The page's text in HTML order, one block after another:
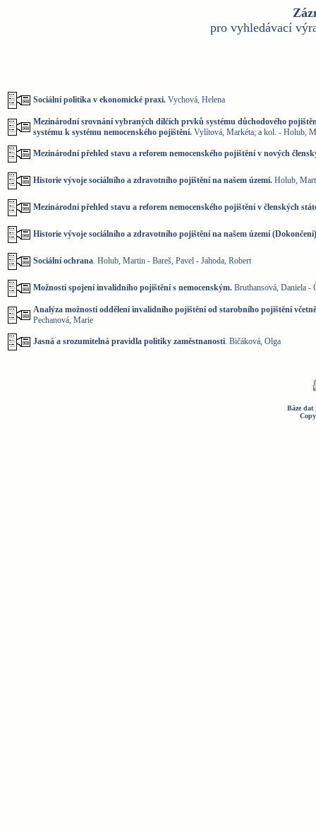
pro vyhledávací
Sociální politika v ekonomické praxi. Vychová, Helena
Mezinárodní srovnání vybraných dílčích prvků systému důchodového
systému k systému nemocenského pojištění. Vylítová, Markéta; a kol. - Holub,
Mezinárodní přehled stavu a reforem nemocenského pojištění v nových
Historie vývoje sociálního a zdravotního pojištění na našem území. Holub,
Mezinárodní přehled stavu a reforem nemocenského pojištění v členských
Historie vývoje sociálního a zdravotního pojištění na našem území
Sociální ochrana. Holub, Martin - Bareš, Pavel - Jahoda, Robert
Možnosti spojení invalidního pojištění s nemocenským. Bruthansová, Daniela -
Analýza možnosti oddělení invalidního pojištění od starobního pojištění
Pechanová, Marie
Jasná a srozumitelná pravidla politiky zaměstnanosti. Bičáková, Olga
Báze dat